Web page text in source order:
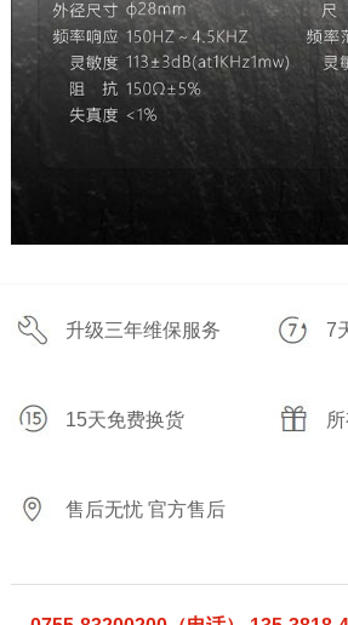
升级三年维保服务 7
15天免费换货
售后无忧 官方售后